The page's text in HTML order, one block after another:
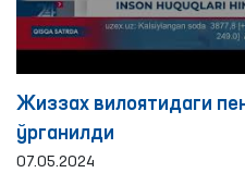
Жиззах вилоятидаги
ўрганилди
07.05.2024